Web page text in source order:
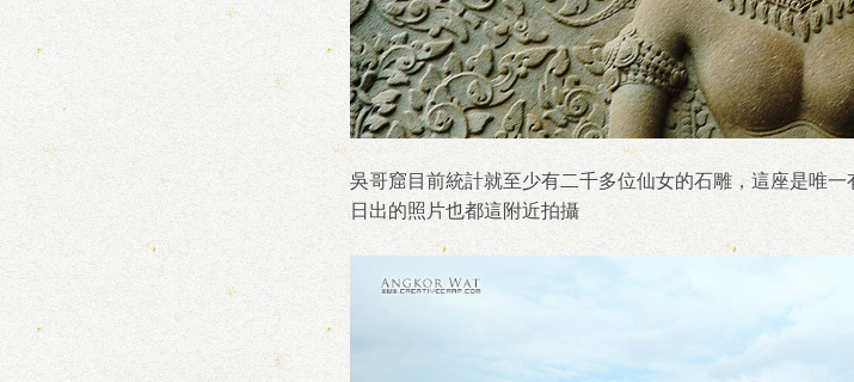
吳哥窟目前統計就至少有二千多位仙女的石雕，這座是唯
日出的照片也都這附近拍攝